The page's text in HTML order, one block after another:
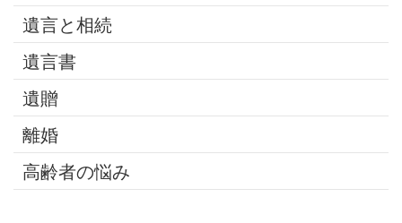
遺言と相続
遺言書
遺贈
離婚
高齢者の悩み